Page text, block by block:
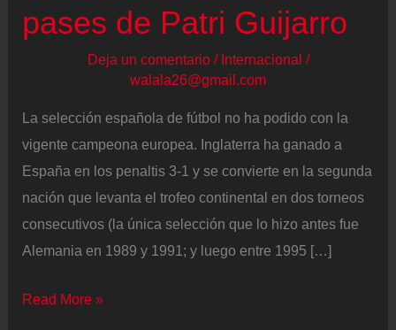
pases de Patri Guijarro
Deja un comentario / Internacional /
walala26@gmail.com
La selección española de fútbol no ha podido con la
vigente campeona europea. Inglaterra ha ganado a
España en los penaltis 3-1 y se convierte en la segunda
nación que levanta el trofeo continental en dos torneos
consecutivos (la única selección que lo hizo antes fue
Alemania en 1989 y 1991; y luego entre 1995 […]
Las
Read More »